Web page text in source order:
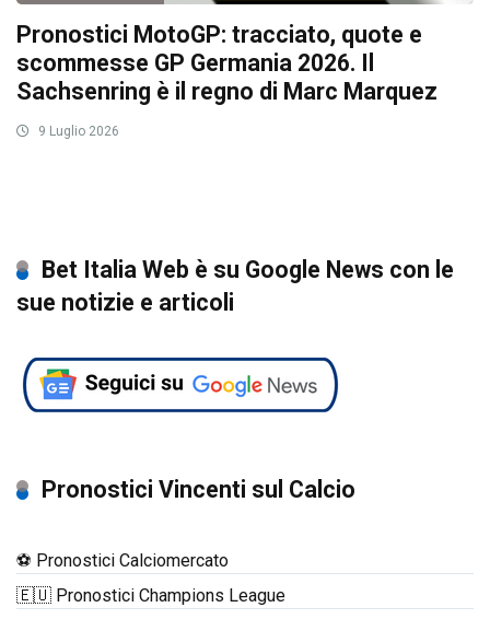
Pronostici MotoGP: tracciato, quote e
scommesse GP Germania 2026. Il
Sachsenring è il regno di Marc Marquez
9 Luglio 2026
Bet Italia Web è su Google News con le
sue notizie e articoli
Pronostici Vincenti sul Calcio
⚽ Pronostici Calciomercato
🇪🇺 Pronostici Champions League